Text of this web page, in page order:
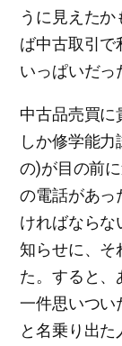
うに見えた
ば中古取引で
いっぱいだっ
中古品売買に
しか修学能
の)が目の前
の電話があっ
ければならな
知らせに、そ
た。すると、
一件思いつい
と名乗り出